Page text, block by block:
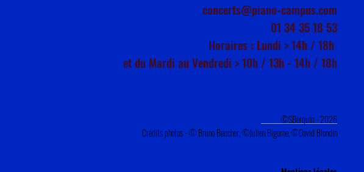
concerts@piano-campus.com
01 34 35 18 53
Horaires : Lundi > 14h / 18h
et du Mardi au Vendredi > 10h / 13h - 14h / 18h
©SBerquin- 2026
Crédits photos - © Bruno Beucher, ©Julien Bigorne, ©David Blondin